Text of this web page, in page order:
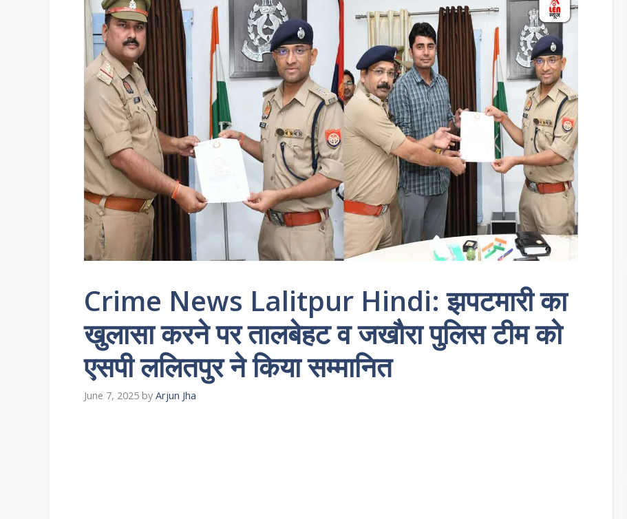
Crime News Lalitpur Hindi: झपटमारी का
खुलासा करने पर तालबेहट व जखौरा पुलिस टीम को
एसपी ललितपुर ने किया सम्मानित
June 7, 2025 by Arjun Jha